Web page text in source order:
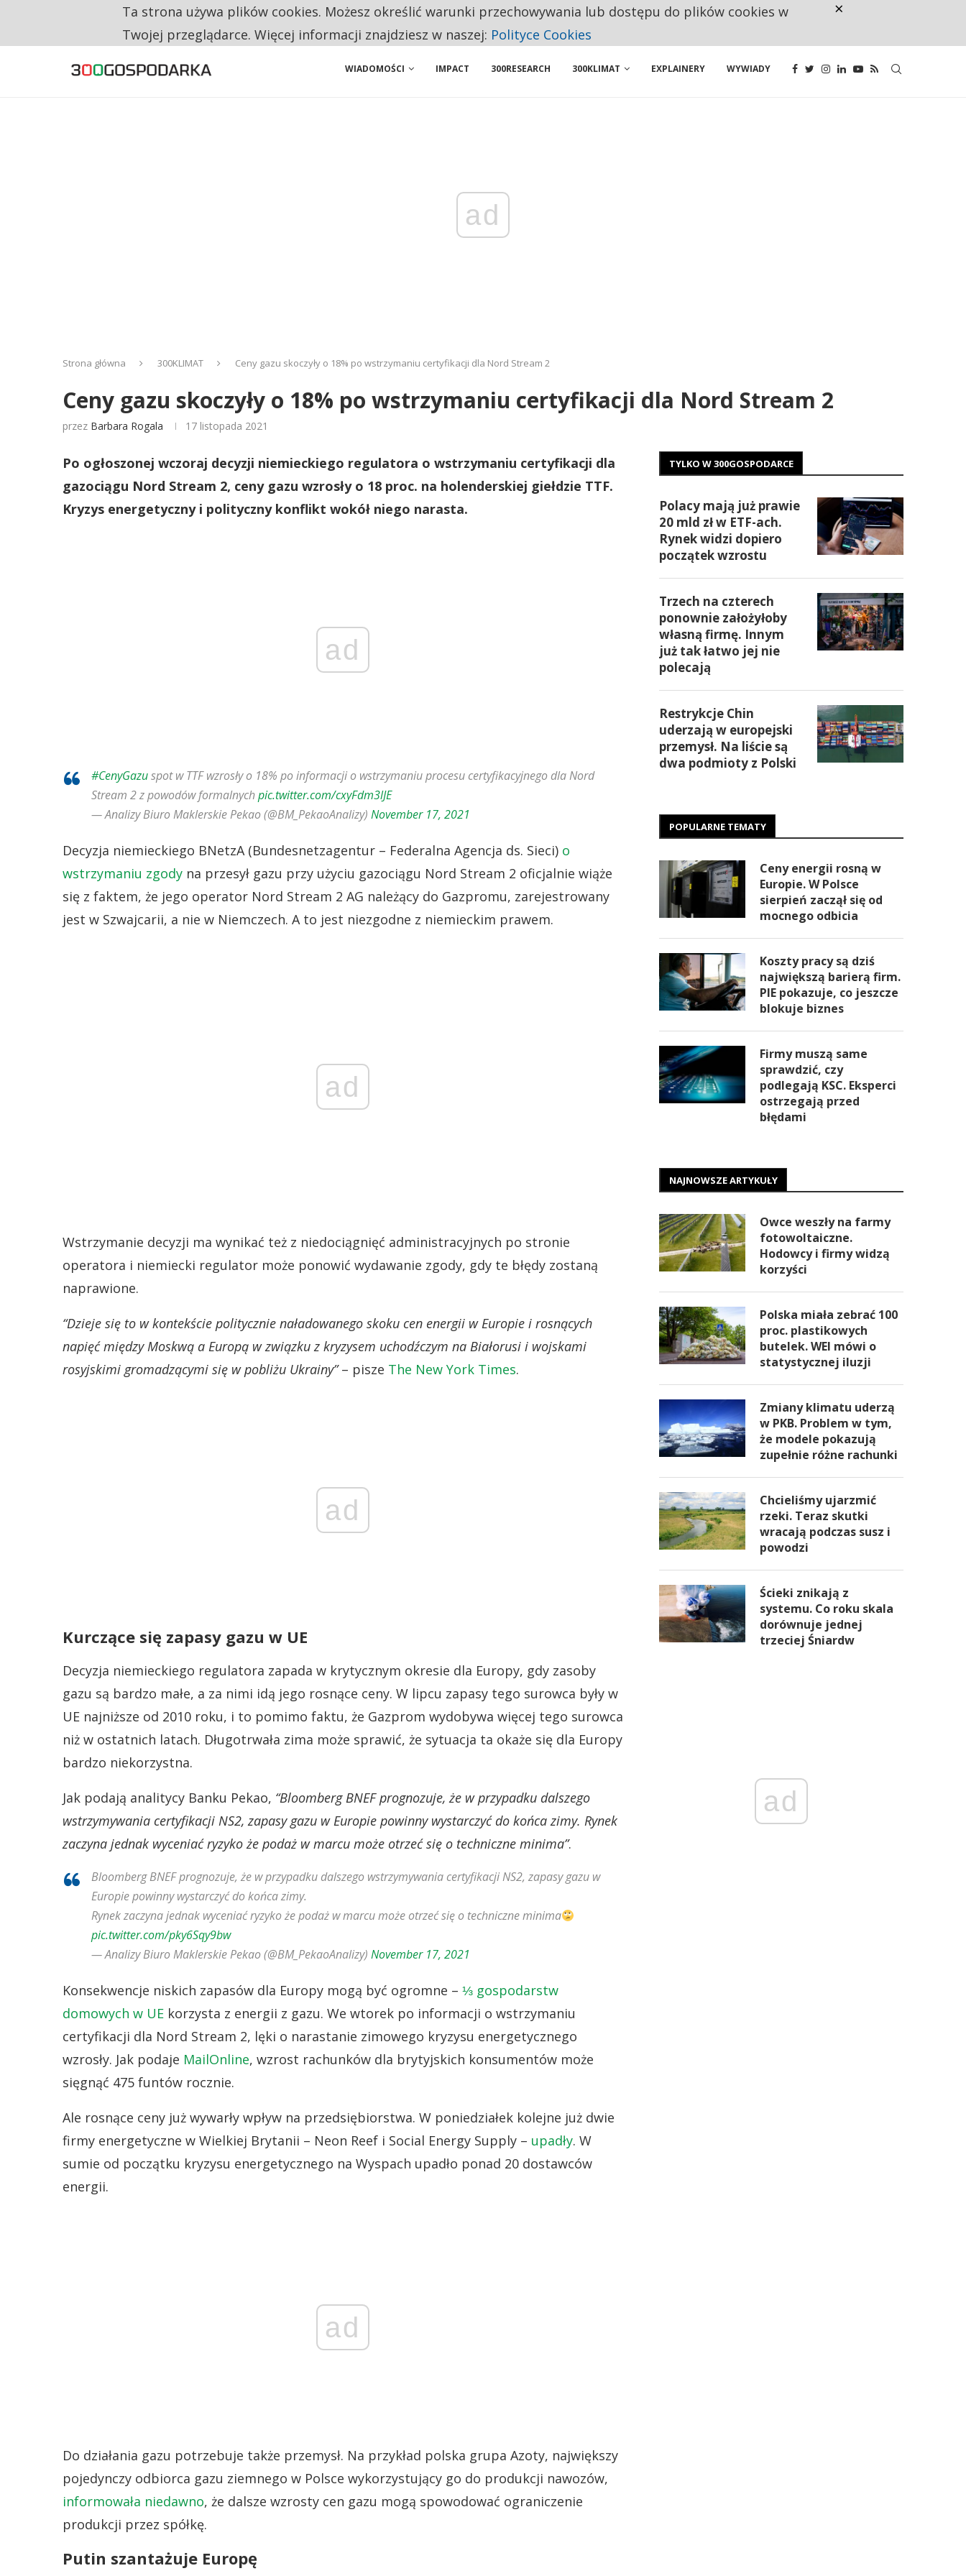
RESTRYKCJE CHIN UDERZAJĄ W EUROPEJSKI PRZEMYSŁ. NA LIŚCIE SĄ DWA PODMIOTY Z POLSKI
WIADOMOŚCI IMPACT 300RESEARCH 300KLIMAT EXPLAINERY WYWIADY
ad
Strona główna 300KLIMAT Ceny gazu skoczyły o 18% po wstrzymaniu certyfikacji dla Nord Stream 2
Ceny gazu skoczyły o 18% po wstrzymaniu certyfikacji dla Nord Stream 2
przez Barbara Rogala 17 listopada 2021
Po ogłoszonej wczoraj decyzji niemieckiego regulatora o wstrzymaniu certyfikacji dla
gazociągu Nord Stream 2, ceny gazu wzrosły o 18 proc. na holenderskiej giełdzie TTF.
Kryzys energetyczny i polityczny konflikt wokół niego narasta.
ad
#CenyGazuspot w TTF wzrosły o 18% po informacji o wstrzymaniu procesu certyfikacyjnego dla Nord
Stream 2 z powodów formalnychpic.twitter.com/cxyFdm3lJE
— Analizy Biuro Maklerskie Pekao (@BM_PekaoAnalizy) November 17, 2021
Decyzja niemieckiego BNetzA (Bundesnetzagentur – Federalna Agencja ds. Sieci) o
wstrzymaniu zgody na przesył gazu przy użyciu gazociągu Nord Stream 2 oficjalnie wiąże
się z faktem, że jego operator Nord Stream 2 AG należący do Gazpromu, zarejestrowany
jest w Szwajcarii, a nie w Niemczech. A to jest niezgodne z niemieckim prawem.
ad
Wstrzymanie decyzji ma wynikać też z niedociągnięć administracyjnych po stronie
operatora i niemiecki regulator może ponowić wydawanie zgody, gdy te błędy zostaną
naprawione.
“Dzieje się to w kontekście politycznie naładowanego skoku cen energii w Europie i rosnących
napięć między Moskwą a Europą w związku z kryzysem uchodźczym na Białorusi i wojskami
rosyjskimi gromadzącymi się w pobliżu Ukrainy”– pisze The New York Times.
ad
Kurczące się zapasy gazu w UE
Decyzja niemieckiego regulatora zapada w krytycznym okresie dla Europy, gdy zasoby
gazu są bardzo małe, a za nimi idą jego rosnące ceny. W lipcu zapasy tego surowca były w
UE najniższe od 2010 roku, i to pomimo faktu, że Gazprom wydobywa więcej tego surowca
niż w ostatnich latach. Długotrwała zima może sprawić, że sytuacja ta okaże się dla Europy
bardzo niekorzystna.
Jak podają analitycy Banku Pekao, “Bloomberg BNEF prognozuje, że w przypadku dalszego
wstrzymywania certyfikacji NS2, zapasy gazu w Europie powinny wystarczyć do końca zimy. Rynek
zaczyna jednak wyceniać ryzyko że podaż w marcu może otrzeć się o techniczne minima”.
Bloomberg BNEF prognozuje, że w przypadku dalszego wstrzymywania certyfikacji NS2, zapasy gazu w
Europie powinny wystarczyć do końca zimy.
Rynek zaczyna jednak wyceniać ryzyko że podaż w marcu może otrzeć się o techniczne minima
pic.twitter.com/pky6Sqy9bw
— Analizy Biuro Maklerskie Pekao (@BM_PekaoAnalizy) November 17, 2021
Konsekwencje niskich zapasów dla Europy mogą być ogromne – ⅓ gospodarstw
domowych w UE korzysta z energii z gazu. We wtorek po informacji o wstrzymaniu
certyfikacji dla Nord Stream 2, lęki o narastanie zimowego kryzysu energetycznego
wzrosły. Jak podaje MailOnline, wzrost rachunków dla brytyjskich konsumentów może
sięgnąć 475 funtów rocznie.
Ale rosnące ceny już wywarły wpływ na przedsiębiorstwa. W poniedziałek kolejne już dwie
firmy energetyczne w Wielkiej Brytanii – Neon Reef i Social Energy Supply – upadły. W
sumie od początku kryzysu energetycznego na Wyspach upadło ponad 20 dostawców
energii.
ad
Do działania gazu potrzebuje także przemysł. Na przykład polska grupa Azoty, największy
pojedynczy odbiorca gazu ziemnego w Polsce wykorzystujący go do produkcji nawozów,
informowała niedawno, że dalsze wzrosty cen gazu mogą spowodować ograniczenie
produkcji przez spółkę.
Putin szantażuje Europę
TYLKO W 300GOSPODARCE
Polacy mają już prawie
20 mld zł w ETF-ach.
Rynek widzi dopiero
początek wzrostu
Trzech na czterech
ponownie założyłoby
własną firmę. Innym
już tak łatwo jej nie
polecają
Restrykcje Chin
uderzają w europejski
przemysł. Na liście są
dwa podmioty z Polski
POPULARNE TEMATY
Ceny energii rosną w
Europie. W Polsce
sierpień zaczął się od
mocnego odbicia
Koszty pracy są dziś
największą barierą firm.
PIE pokazuje, co jeszcze
blokuje biznes
Firmy muszą same
sprawdzić, czy
podlegają KSC. Eksperci
ostrzegają przed
błędami
NAJNOWSZE ARTYKUŁY
Owce weszły na farmy
fotowoltaiczne.
Hodowcy i firmy widzą
korzyści
Polska miała zebrać 100
proc. plastikowych
butelek. WEI mówi o
statystycznej iluzji
Zmiany klimatu uderzą
w PKB. Problem w tym,
że modele pokazują
zupełnie różne rachunki
Chcieliśmy ujarzmić
rzeki. Teraz skutki
wracają podczas susz i
powodzi
Ścieki znikają z
systemu. Co roku skala
dorównuje jednej
trzeciej Śniardw
ad
Ta strona używa plików cookies. Możesz określić warunki przechowywania lub dostępu do plików cookies w
Twojej przeglądarce. Więcej informacji znajdziesz w naszej: Polityce Cookies
×